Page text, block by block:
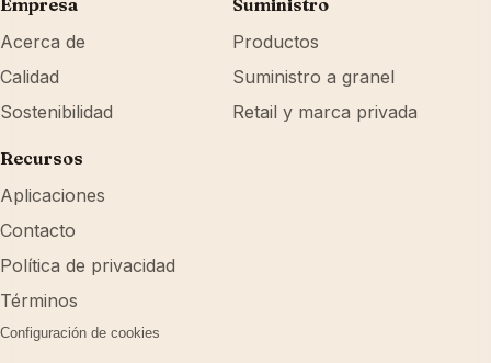
Empresa
Acerca de
Calidad
Sostenibilidad
Suministro
Productos
Suministro a granel
Retail y marca privada
Recursos
Aplicaciones
Contacto
Política de privacidad
Términos
Configuración de cookies